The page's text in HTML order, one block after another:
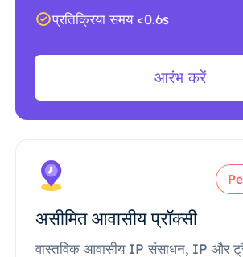
प्रतिक्रिया समय <0.6s
आरंभ करें
असीमित आवासीय प्रॉक्सी
वास्तविक आवासीय IP संसाधन, IP और